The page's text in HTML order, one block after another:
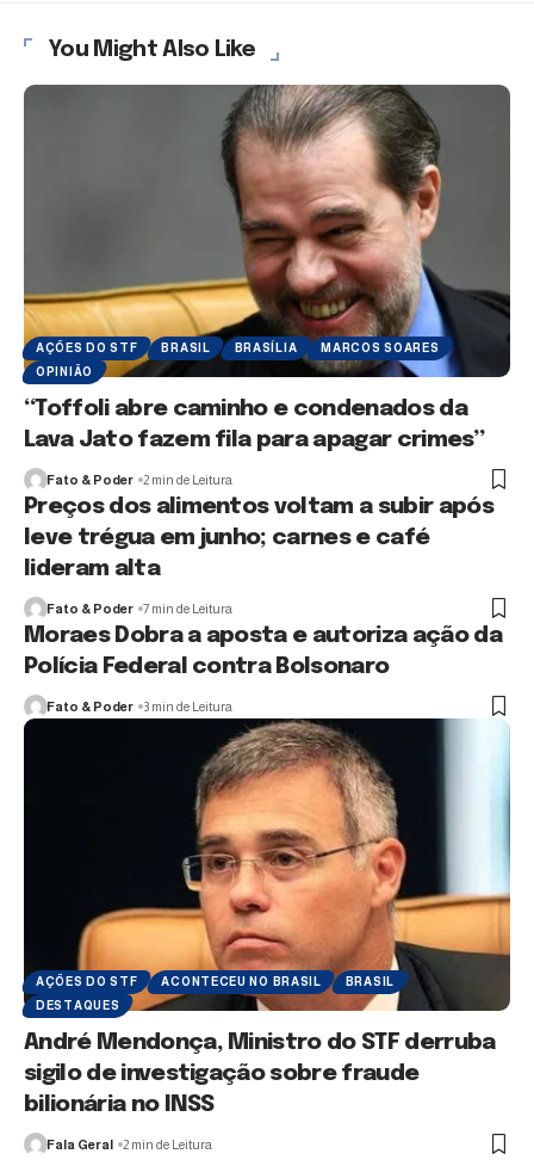
You Might Also Like
AÇÕES DO STF BRASIL BRASÍLIA
MARCOS SOARES
OPINIÃO
“Toffoli abre caminho e condenados da
Lava Jato fazem fila para apagar crimes”
Fato & Poder 2 min de Leitura
Preços dos alimentos voltam a subir após
leve trégua em junho; carnes e café
lideram alta
Fato & Poder 7 min de Leitura
Moraes Dobra a aposta e autoriza ação da
Polícia Federal contra Bolsonaro
Fato & Poder 3 min de Leitura
AÇÕES DO STF ACONTECEU NO BRASIL
BRASIL
DESTAQUES
André Mendonça, Ministro do STF derruba
sigilo de investigação sobre fraude
bilionária no INSS
Fala Geral 2 min de Leitura